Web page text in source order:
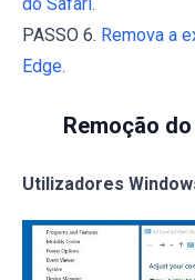
do Safari.
PASSO 6. Remova a
Edge.
Remoção
Utilizadores